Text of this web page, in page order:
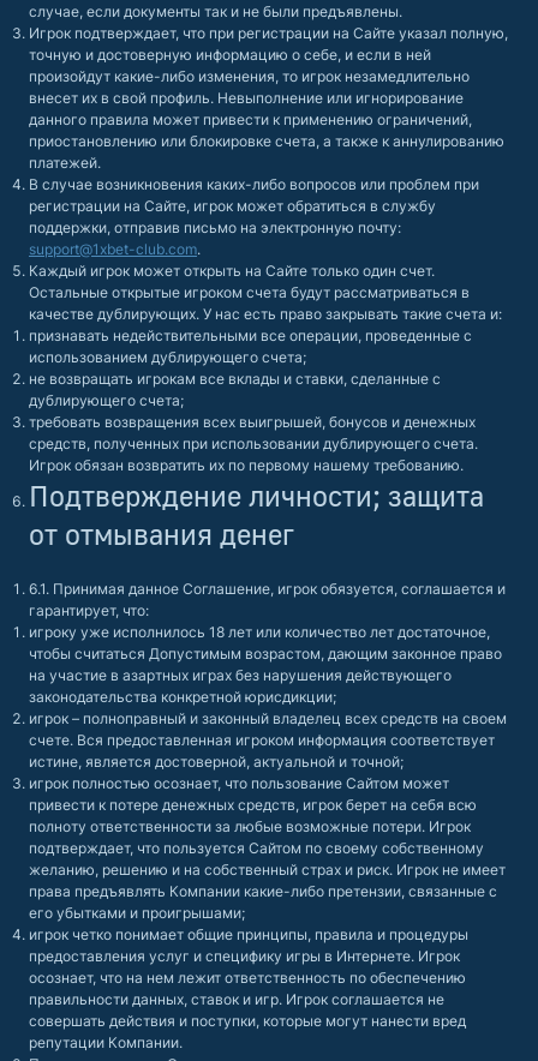
случае, если документы так и не были предъявлены.
Игрок подтверждает, что при регистрации на Сайте указал полную,
точную и достоверную информацию о себе, и если в ней
произойдут какие-либо изменения, то игрок незамедлительно
внесет их в свой профиль. Невыполнение или игнорирование
данного правила может привести к применению ограничений,
приостановлению или блокировке счета, а также к аннулированию
платежей.
В случае возникновения каких-либо вопросов или проблем при
регистрации на Сайте, игрок может обратиться в службу
поддержки, отправив письмо на электронную почту:
support@1xbet-club.com.
Каждый игрок может открыть на Сайте только один счет.
Остальные открытые игроком счета будут рассматриваться в
качестве дублирующих. У нас есть право закрывать такие счета и:
признавать недействительными все операции, проведенные с
использованием дублирующего счета;
не возвращать игрокам все вклады и ставки, сделанные с
дублирующего счета;
требовать возвращения всех выигрышей, бонусов и денежных
средств, полученных при использовании дублирующего счета.
Игрок обязан возвратить их по первому нашему требованию.
Подтверждение личности; защита
от отмывания денег
6.1. Принимая данное Соглашение, игрок обязуется, соглашается и
гарантирует, что:
игроку уже исполнилось 18 лет или количество лет достаточное,
чтобы считаться Допустимым возрастом, дающим законное право
на участие в азартных играх без нарушения действующего
законодательства конкретной юрисдикции;
игрок – полноправный и законный владелец всех средств на своем
счете. Вся предоставленная игроком информация соответствует
истине, является достоверной, актуальной и точной;
игрок полностью осознает, что пользование Сайтом может
привести к потере денежных средств, игрок берет на себя всю
полноту ответственности за любые возможные потери. Игрок
подтверждает, что пользуется Сайтом по своему собственному
желанию, решению и на собственный страх и риск. Игрок не имеет
права предъявлять Компании какие-либо претензии, связанные с
его убытками и проигрышами;
игрок четко понимает общие принципы, правила и процедуры
предоставления услуг и специфику игры в Интернете. Игрок
осознает, что на нем лежит ответственность по обеспечению
правильности данных, ставок и игр. Игрок соглашается не
совершать действия и поступки, которые могут нанести вред
репутации Компании.